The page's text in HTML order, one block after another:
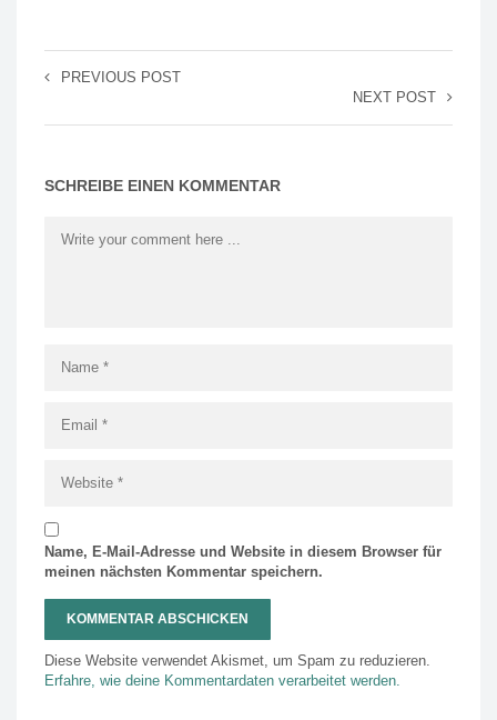
PREVIOUS POST
NEXT POST
SCHREIBE EINEN KOMMENTAR
Name, E-Mail-Adresse und Website in diesem Browser für
meinen nächsten Kommentar speichern.
Diese Website verwendet Akismet, um Spam zu reduzieren.
Erfahre, wie deine Kommentardaten verarbeitet werden.